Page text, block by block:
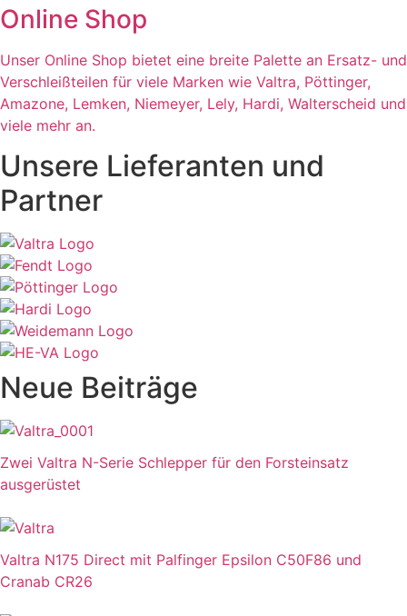
Online Shop
Unser Online Shop bietet eine breite Palette an Ersatz- und
Verschleißteilen für viele Marken wie Valtra, Pöttinger,
Amazone, Lemken, Niemeyer, Lely, Hardi, Walterscheid und
viele mehr an.
Unsere Lieferanten und
Partner
Neue Beiträge
Zwei Valtra N-Serie Schlepper für den Forsteinsatz
ausgerüstet
Valtra N175 Direct mit Palfinger Epsilon C50F86 und
Cranab CR26